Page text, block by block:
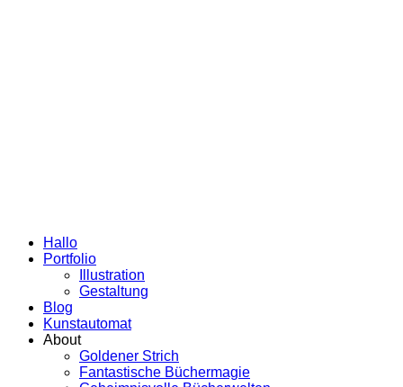
Hallo
Portfolio
Illustration
Gestaltung
Blog
Kunstautomat
About
Goldener Strich
Fantastische Büchermagie